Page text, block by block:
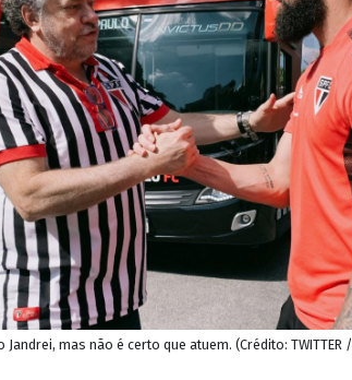
mas não é certo que atuem. (Crédito: TWITTER /